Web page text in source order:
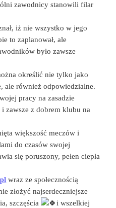
zawodnicy stanowili filar
iż nie wszystko w jego
to zaplanował, ale
było zawsze
określić nie tylko jako
ale również odpowiedzialne.
pracy na zasadzie
zawsze z dobrem klubu na
większość meczów i
do czasów swojej
się poruszony, pełen ciepła
wraz ze społecznością
złożyć najserdeczniejsze
szczęścia
i wszelkiej